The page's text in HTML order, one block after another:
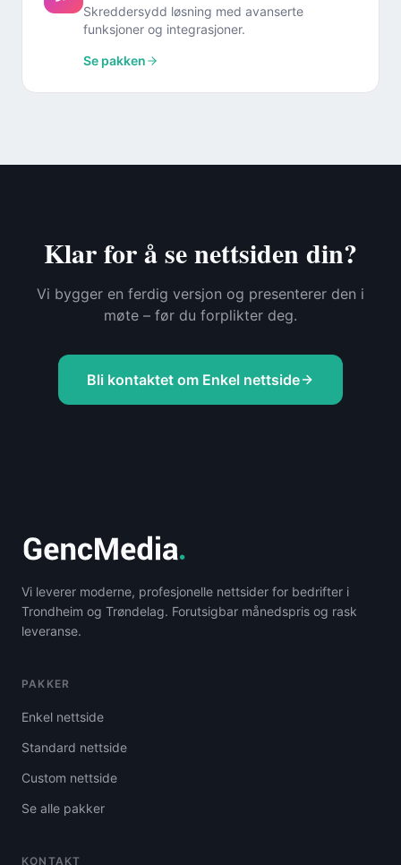
Skreddersydd løsning med avanserte
funksjoner og integrasjoner.
Se pakken
Klar for å se nettsiden din?
Vi bygger en ferdig versjon og presenterer den i
møte – før du forplikter deg.
Bli kontaktet om Enkel nettside
Vi leverer moderne, profesjonelle nettsider for bedrifter i
Trondheim og Trøndelag. Forutsigbar månedspris og rask
leveranse.
PAKKER
Enkel nettside
Standard nettside
Custom nettside
Se alle pakker
KONTAKT